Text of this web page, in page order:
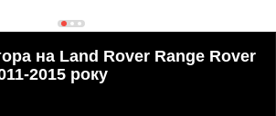
на Land Rover Range Rover
2015 року